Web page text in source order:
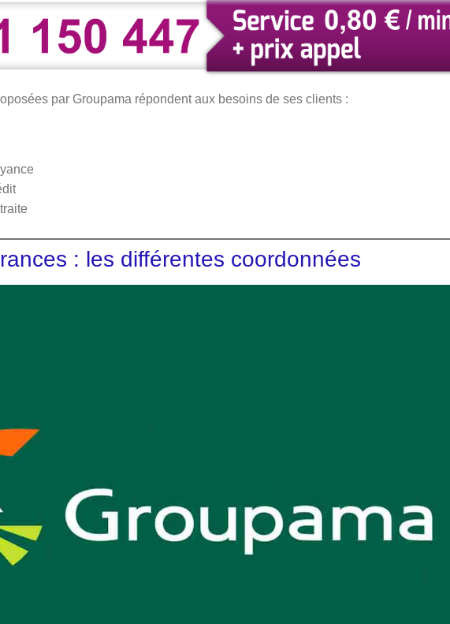
par Groupama répondent aux besoins de ses clients :
: les différentes coordonnées